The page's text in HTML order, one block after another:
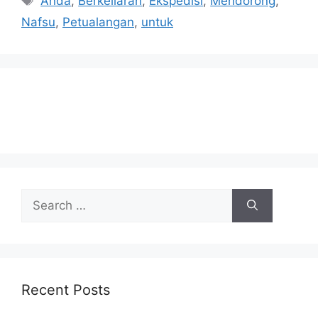
Nafsu, Petualangan, untuk
for:
Recent Posts